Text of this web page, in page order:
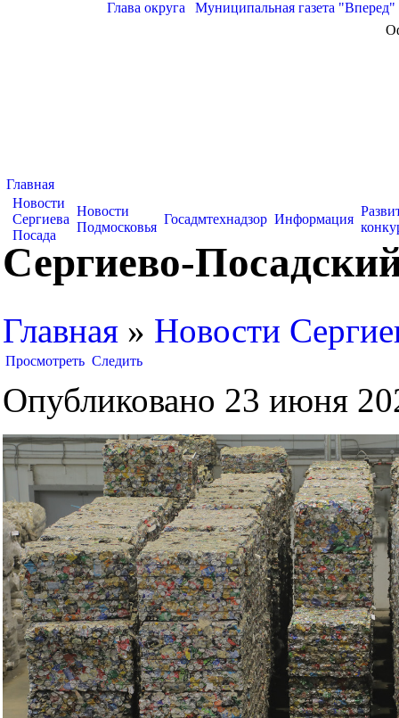
Глава округа Муниципальная газета "Вперед"
Главная
Новости
Сергиева
Посада
Новости
Подмосковья
Госадмтехнадзор Информация
Сергиево-
Главная » Новости
Просмотреть Следить
Опубликовано 23 июня